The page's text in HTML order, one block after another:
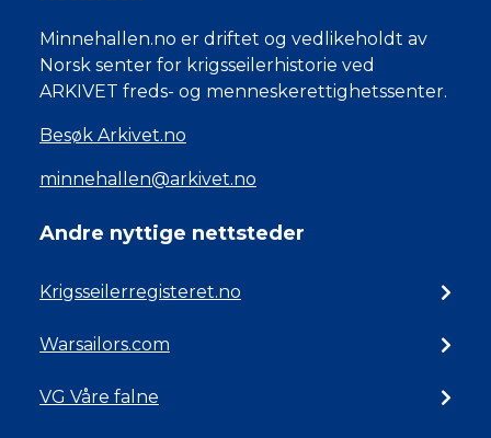
Minnehallen.no er driftet og vedlikeholdt av
Norsk senter for krigsseilerhistorie ved
ARKIVET freds- og menneskerettighetssenter.
Besøk Arkivet.no
minnehallen@arkivet.no
Andre nyttige nettsteder
Krigsseilerregisteret.no
Warsailors.com
VG Våre falne